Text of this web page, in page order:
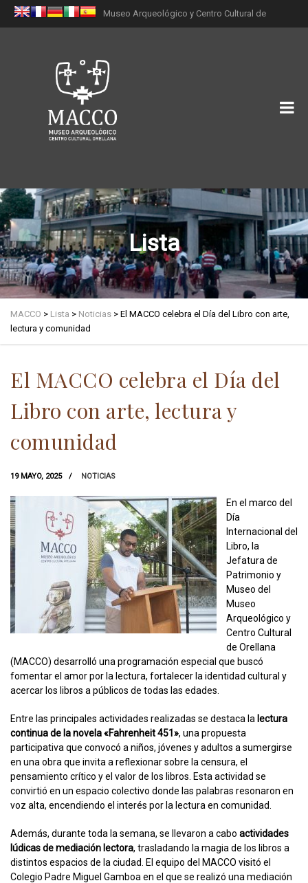
Museo Arqueológico y Centro Cultural de
Lista
MACCO > Lista > Noticias > El MACCO celebra el Día del Libro con arte,
lectura y comunidad
El MACCO celebra el Día del
Libro con arte, lectura y
comunidad
19 MAYO, 2025 NOTICIAS
En el marco del
Día
Internacional del
Libro, la
Jefatura de
Patrimonio y
Museo del
Museo
Arqueológico y
Centro Cultural
de Orellana
(MACCO) desarrolló una programación especial que buscó
fomentar el amor por la lectura, fortalecer la identidad cultural y
acercar los libros a públicos de todas las edades.
Entre las principales actividades realizadas se destaca la lectura
continua de la novela «Fahrenheit 451», una propuesta
participativa que convocó a niños, jóvenes y adultos a sumergirse
en una obra que invita a reflexionar sobre la censura, el
pensamiento crítico y el valor de los libros. Esta actividad se
convirtió en un espacio colectivo donde las palabras resonaron en
voz alta, encendiendo el interés por la lectura en comunidad.
Además, durante toda la semana, se llevaron a cabo actividades
lúdicas de mediación lectora, trasladando la magia de los libros a
distintos espacios de la ciudad. El equipo del MACCO visitó el
Colegio Padre Miguel Gamboa en el que se realizó una mediación